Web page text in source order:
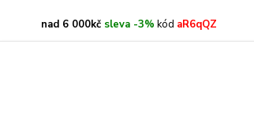
nad 6 000kč sleva -3% kód aR6qQZ